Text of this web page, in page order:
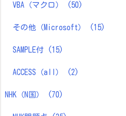
VBA（マクロ） (50)
その他（Microsoft） (15)
SAMPLE付 (15)
ACCESS（all） (2)
NHK（N国） (70)